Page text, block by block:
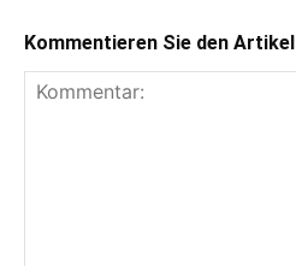
Kommentieren Sie den Artikel